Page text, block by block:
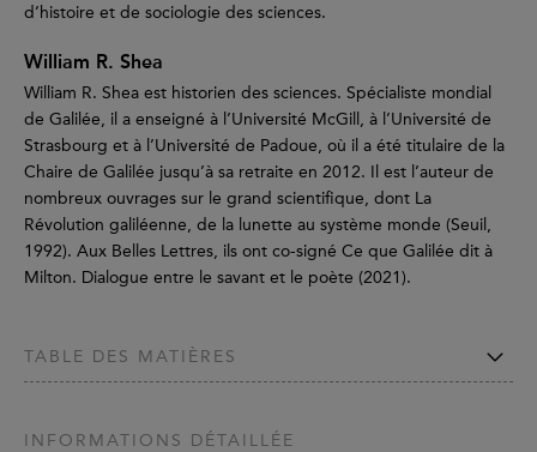
d’histoire et de sociologie des sciences.
William R. Shea
William R. Shea est historien des sciences. Spécialiste mondial
de Galilée, il a enseigné à l’Université McGill, à l’Université de
Strasbourg et à l’Université de Padoue, où il a été titulaire de la
Chaire de Galilée jusqu’à sa retraite en 2012. Il est l’auteur de
nombreux ouvrages sur le grand scientifique, dont La
Révolution galiléenne, de la lunette au système monde (Seuil,
1992). Aux Belles Lettres, ils ont co-signé Ce que Galilée dit à
Milton. Dialogue entre le savant et le poète (2021).
TABLE DES MATIÈRES
INFORMATIONS DÉTAILLÉE